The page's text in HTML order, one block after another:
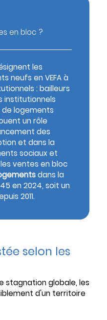
en bloc ?
les
neufs en VEFA à
: bailleurs
institutionnels
logements
un rôle
des
et dans la
sociaux et
ventes en bloc
dans la
en 2024, soit un
2011.
selon les
stagnation globale, les
d'un territoire